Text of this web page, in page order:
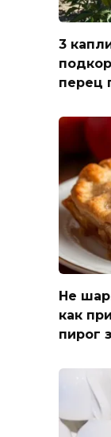
3
перец
Не
как
пирог